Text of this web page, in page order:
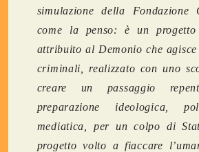
simulazione della Fondazione
come la penso: è un progetto
attribuito al Demonio che
criminali, realizzato con uno
creare un passaggio
preparazione ideologica,
mediatica, per un colpo di
progetto volto a fiaccare